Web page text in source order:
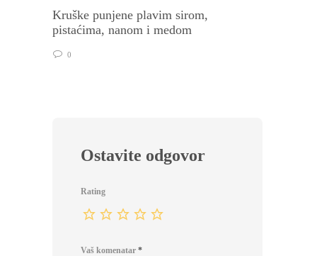
Kruške punjene plavim sirom,
pistaćima, nanom i medom
0
Ostavite odgovor
Rating
Vaš komenatar *